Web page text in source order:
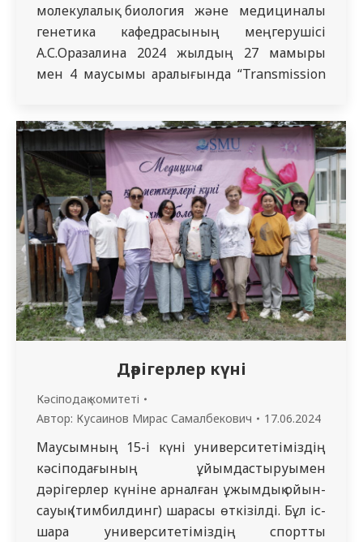
молекулалық биология және медициналық
генетика кафедрасының меңгерушісі
А.С.Оразалина 2024 жылдың 27 мамыры
мен 4 маусымы аралығында “Transmission
аясында сабақтар өткізді. Жазғы мектепке
«Медицина» мамандығының І курс шетел
студенттері қатысты. Тыңдаушыларға арнап
3 кредиттік көлемде оқу-тақырыптық
жоспарлар мен…
Дәрігерлер күні
Кәсіподақ комитеті
Автор: Кусаинов Мирас Самалбекович 17.06.2024
Маусымның 15-і күні университетіміздің
кәсіподағының ұйымдастыруымен
дәрігерлер күніне арналған ұжымдық ойын-
сауық (тимбилдинг) шарасы өткізілді. Бұл іс-
шара университетіміздің спорттық